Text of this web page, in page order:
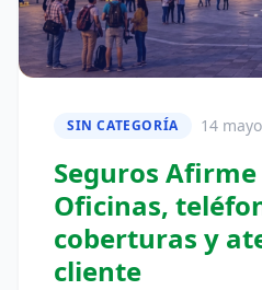
SIN CATEGORÍA 14
Seguros Afirme
Oficinas,
coberturas y
cliente